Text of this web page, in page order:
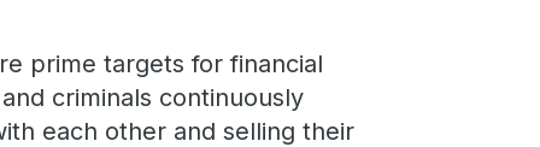
prime targets for financial
criminals continuously
each other and selling their